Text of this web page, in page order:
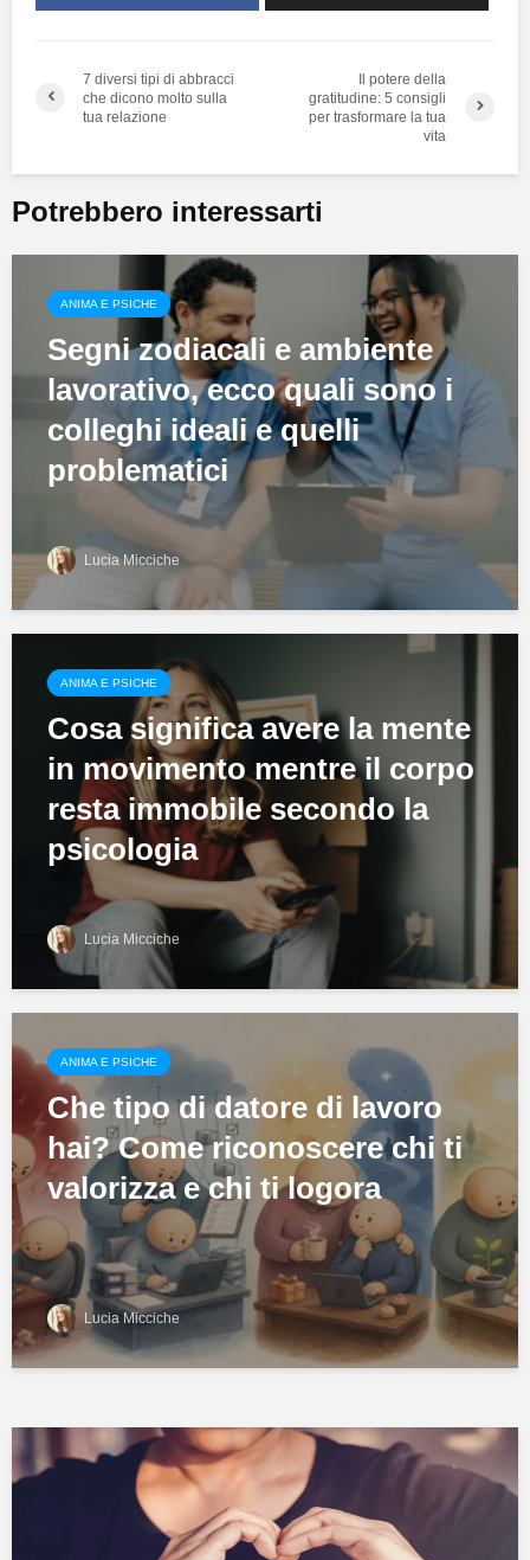
7 diversi tipi di abbracci
che dicono molto sulla
tua relazione
Il potere della
gratitudine: 5 consigli
per trasformare la tua
vita
Potrebbero interessarti
ANIMA E PSICHE
Segni zodiacali e ambiente
lavorativo, ecco quali sono i
colleghi ideali e quelli
problematici
Lucia Micciche
ANIMA E PSICHE
Cosa significa avere la mente
in movimento mentre il corpo
resta immobile secondo la
psicologia
Lucia Micciche
ANIMA E PSICHE
Che tipo di datore di lavoro
hai? Come riconoscere chi ti
valorizza e chi ti logora
Lucia Micciche